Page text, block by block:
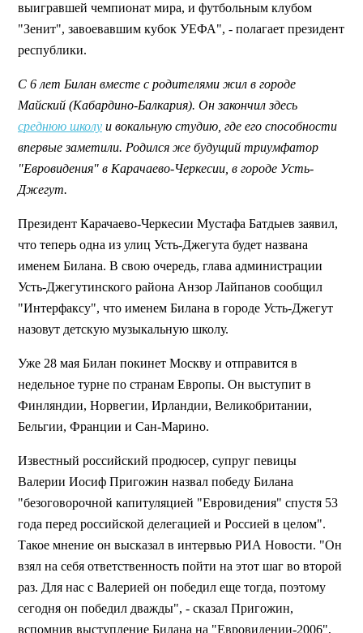
выигравшей чемпионат мира, и футбольным клубом
"Зенит", завоевавшим кубок УЕФА", - полагает президент
республики.
С 6 лет Билан вместе с родителями жил в городе
Майский (Кабардино-Балкария). Он закончил здесь
среднюю школу и вокальную студию, где его способности
впервые заметили. Родился же будущий триумфатор
"Евровидения" в Карачаево-Черкесии, в городе Усть-
Джегут.
Президент Карачаево-Черкесии Мустафа Батдыев заявил,
что теперь одна из улиц Усть-Джегута будет названа
именем Билана. В свою очередь, глава администрации
Усть-Джегутинского района Анзор Лайпанов сообщил
"Интерфаксу", что именем Билана в городе Усть-Джегут
назовут детскую музыкальную школу.
Уже 28 мая Билан покинет Москву и отправится в
недельное турне по странам Европы. Он выступит в
Финляндии, Норвегии, Ирландии, Великобритании,
Бельгии, Франции и Сан-Марино.
Известный российский продюсер, супруг певицы
Валерии Иосиф Пригожин назвал победу Билана
"безоговорочной капитуляцией "Евровидения" спустя 53
года перед российской делегацией и Россией в целом".
Такое мнение он высказал в интервью РИА Новости. "Он
взял на себя ответственность пойти на этот шаг во второй
раз. Для нас с Валерией он победил еще тогда, поэтому
сегодня он победил дважды", - сказал Пригожин,
вспомнив выступление Билана на "Евровидении-2006",